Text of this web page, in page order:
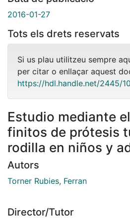
2016-01-27
Tots els drets reservats
Si us plau utilitzeu sempre
per citar o enllaçar aquest
https://hdl.handle.net/2445/
Estudio mediante
finitos de prótesis
rodilla en niños y
Autors
Torner Rubies, Ferran
Director/Tutor